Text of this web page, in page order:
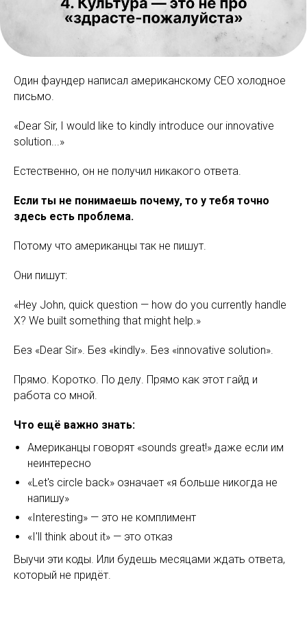
Один фаундер написал американскому CEO холодное
письмо.
«Dear Sir, I would like to kindly introduce our innovative
solution...»
Естественно, он не получил никакого ответа.
Если ты не понимаешь почему, то у тебя точно
здесь есть проблема.
Потому что американцы так не пишут.
Они пишут:
«Hey John, quick question — how do you currently handle
X? We built something that might help.»
Без «Dear Sir». Без «kindly». Без «innovative solution».
Прямо. Коротко. По делу. Прямо как этот гайд и
работа со мной.
Что ещё важно знать:
Американцы говорят «sounds great!» даже если им
неинтересно
«Let's circle back» означает «я больше никогда не
напишу»
«Interesting» — это не комплимент
«I'll think about it» — это отказ
Выучи эти коды. Или будешь месяцами ждать ответа,
который не придёт.